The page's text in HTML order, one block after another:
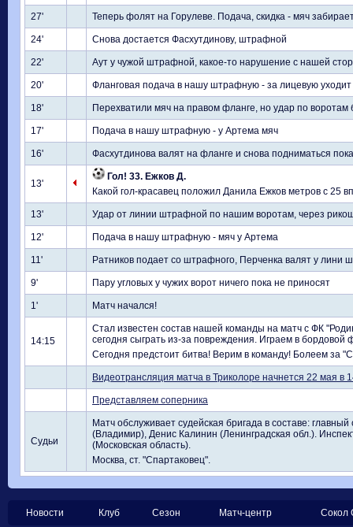
27' Теперь фолят на Горулеве. Подача, скидка - мяч
24' Снова достается Фасхутдинову, штрафной
22' Аут у чужой штрафной, какое-то нарушение с нашей
20' Фланговая подача в нашу штрафную - за лицевую
18' Перехватили мяч на правом фланге, но удар по воротам
17' Подача в нашу штрафную - у Артема мяч
16' Фасхутдинова валят на фланге и снова подниматься
13'
Гол! 33. Ежков Д.
Какой гол-красавец положил Данила Ежков метров с 25
13' Удар от линии штрафной по нашим воротам, через
12' Подача в нашу штрафную - мяч у Артема
11' Ратников подает со штрафного, Перченка валят у лини
9' Пару угловых у чужих ворот ничего пока не приносят
1' Матч начался!
14:15
Стал известен состав нашей команды на матч с ФК
сегодня сыграть из-за повреждения. Играем в бордовой
Сегодня предстоит битва! Верим в команду! Болеем за
Видеотрансляция матча в Триколоре начнется 22 мая в
Представляем соперника
Судьи
Матч обслуживает судейская бригада в составе: главный
(Владимир), Денис Калинин (Ленинградская обл.).
(Московская область).
Москва, ст. "Спартаковец".
Новости Клуб Сезон Матч-центр Сокол